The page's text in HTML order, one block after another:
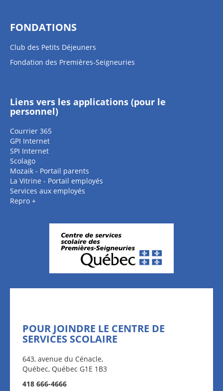
FONDATIONS
Club des Petits Déjeuners
Fondation des Premières-Seigneuries
Liens vers les applications (pour le
personnel)
Courrier 365
GPI Internet
SPI Internet
Scolago
Mozaik - Portail parents
La Vitrine - Portail employés
Services aux employés
Repro +
POUR JOINDRE LE CENTRE DE
SERVICES SCOLAIRE
643, avenue du Cénacle,
Québec, Québec G1E 1B3
418 666-4666